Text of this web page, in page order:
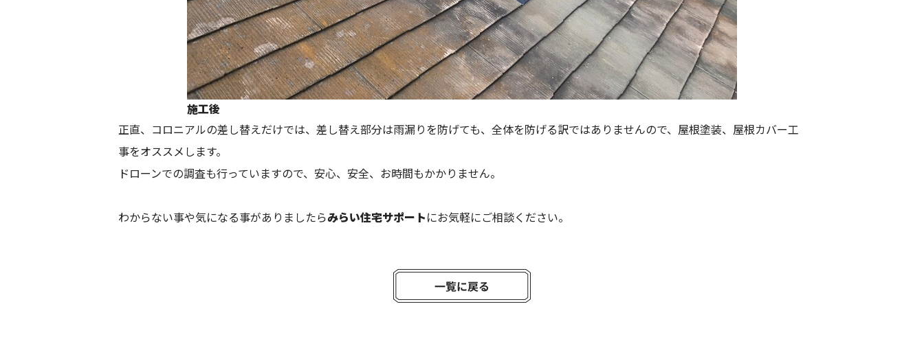
施工後
正直、コロニアルの差し替えだけでは、差し替え部分は雨漏りを防げても、全体を防げる訳ではありませんので、屋根塗装、屋根カバー工
事をオススメします。
ドローンでの調査も行っていますので、安心、安全、お時間もかかりません。
わからない事や気になる事がありましたらみらい住宅サポートにお気軽にご相談ください。